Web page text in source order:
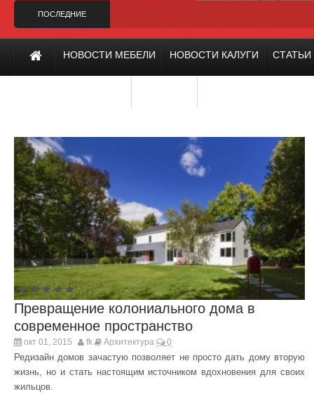
ПОСЛЕДНИЕ
на фестивале «Зодчество-2019» Холодильник Whirlpool из премиальной
НОВОСТИ МЕБЕЛИ НОВОСТИ КАЛУГИ
Превращение колониального дома в
современное пространство
окт 01, 2015 fk Архитектура 0
Редизайн домов зачастую позволяет не просто дать дому вторую
жизнь, но и стать настоящим источником вдохновения для своих
жильцов.